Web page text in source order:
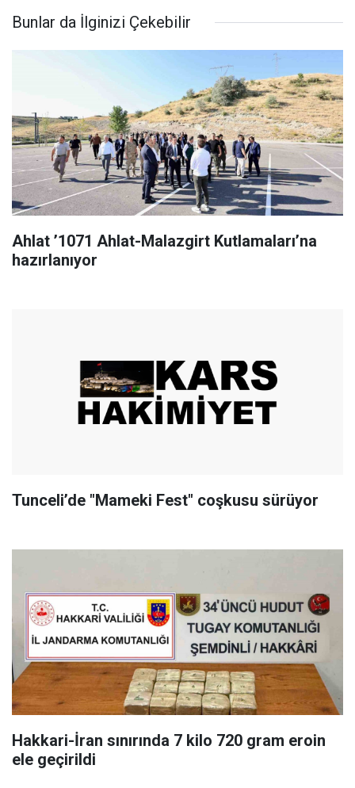
Bunlar da İlginizi Çekebilir
Ahlat ’1071 Ahlat-Malazgirt Kutlamaları’na
hazırlanıyor
Tunceli’de "Mameki Fest" coşkusu sürüyor
Hakkari-İran sınırında 7 kilo 720 gram eroin
ele geçirildi